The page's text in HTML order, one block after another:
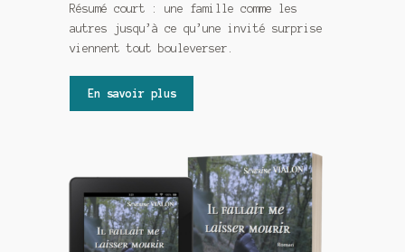
Meurtre en alternance
Meurtre sous couverture
Mon admirateur de l’avent
Résumé court : une famille comme les
autres jusqu’à ce qu’une invité surprise
viennent tout bouleverser.
En savoir plus